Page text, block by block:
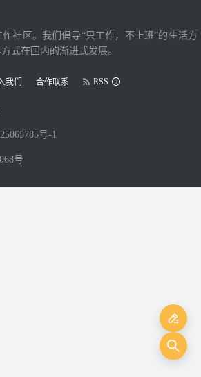
社区。我们倡导“只工作，不上班”的生活方
式在国内的渐进式发展。
我们 合作联系 RSS
号-1
号